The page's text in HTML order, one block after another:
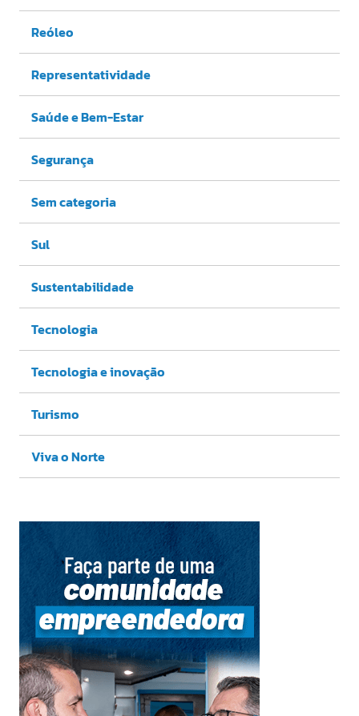
Reóleo
Representatividade
Saúde e Bem-Estar
Segurança
Sem categoria
Sul
Sustentabilidade
Tecnologia
Tecnologia e inovação
Turismo
Viva o Norte